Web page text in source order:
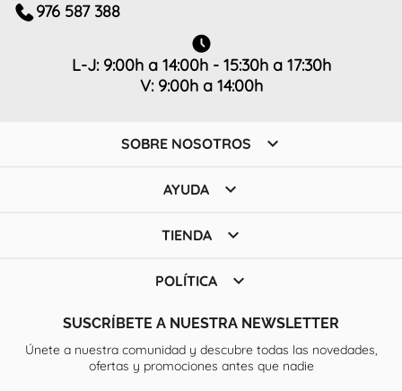
976 587 388
L-J: 9:00h a 14:00h - 15:30h a 17:30h
V: 9:00h a 14:00h
SOBRE NOSOTROS 
AYUDA 
TIENDA 
POLÍTICA 
SUSCRÍBETE A NUESTRA NEWSLETTER
Únete a nuestra comunidad y descubre todas las novedades,
ofertas y promociones antes que nadie